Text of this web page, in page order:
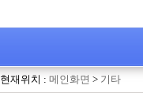
현재위치 : 메인화면 > 기타